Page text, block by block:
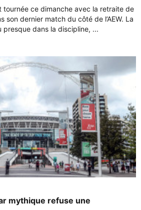
tournée ce dimanche avec la retraite de
son dernier match du côté de l’AEW. La
presque dans la discipline, ...
mythique refuse une